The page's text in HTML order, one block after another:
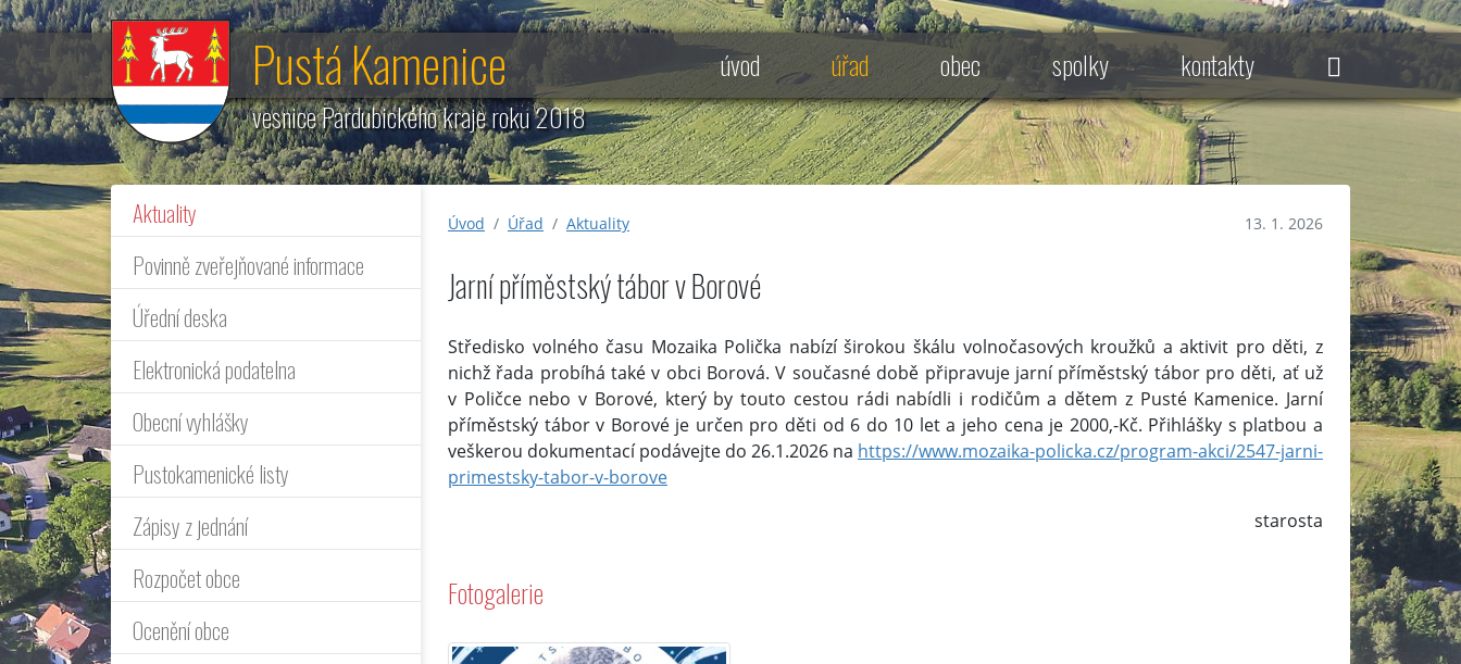
Pustá Kamenice
vesnice Pardubického kraje roku 2018
úvod úřad obec spolky kontakty
Aktuality
Povinně zveřejňované informace
Úřední deska
Elektronická podatelna
Obecní vyhlášky
Pustokamenické listy
Zápisy z jednání
Rozpočet obce
Ocenění obce
Úvod Úřad Aktuality 13. 1. 2026
Jarní příměstský tábor v Borové
Středisko volného času Mozaika Polička nabízí širokou škálu volnočasových kroužků a aktivit pro děti, z
nichž řada probíhá také v obci Borová. V současné době připravuje jarní příměstský tábor pro děti, ať už
v Poličce nebo v Borové, který by touto cestou rádi nabídli i rodičům a dětem z Pusté Kamenice. Jarní
příměstský tábor v Borové je určen pro děti od 6 do 10 let a jeho cena je 2000,-Kč. Přihlášky s platbou a
veškerou dokumentací podávejte do 26.1.2026 na https://www.mozaika-policka.cz/program-akci/2547-jarni-
primestsky-tabor-v-borove
starosta
Fotogalerie